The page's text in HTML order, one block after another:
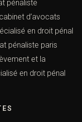
France
pénaliste
d’avocats
en droit